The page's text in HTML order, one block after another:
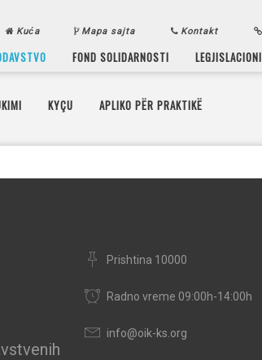
Kuća Mapa sajta Kontakt
FOND SOLIDARNOSTI LEGJISLACIONI
KYÇU APLIKO PËR PRAKTIKË
Prishtina 10000
Radno vreme 09:00h-14:00h
info@oik-ks.org